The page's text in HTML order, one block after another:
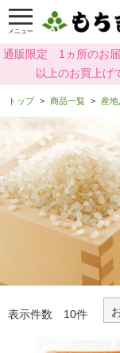
メニュー
通販限定 1ヵ所のお届
以上のお買上
トップ 商品一覧 産
表示件数 10件